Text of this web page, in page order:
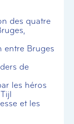
des quatre
entre Bruges
de
les héros
et les